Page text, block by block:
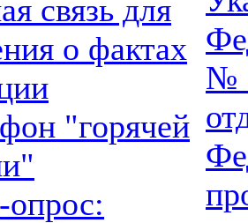
связь для
о фактах
"горячей
опрос:
№